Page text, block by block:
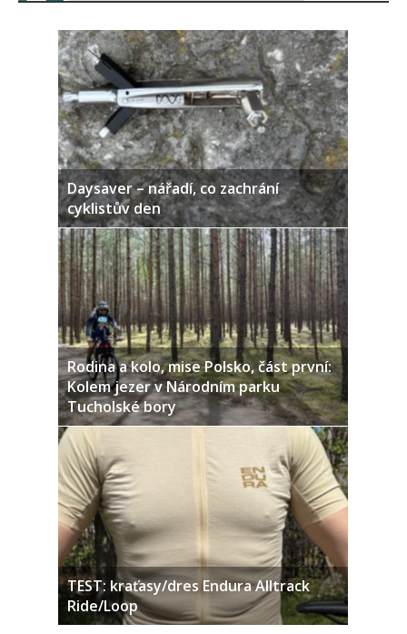
Daysaver – nářadí, co zachrání
cyklistův den
Rodina a kolo, mise Polsko, část první:
Kolem jezer v Národním parku
Tucholské bory
TEST: kraťasy/dres Endura Alltrack
Ride/Loop